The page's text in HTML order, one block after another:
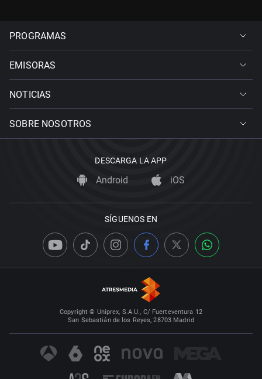
PROGRAMAS
EMISORAS
NOTICIAS
SOBRE NOSOTROS
DESCARGA LA APP
Android iOS
SÍGUENOS EN
Copyright © Uniprex, S.A.U., C/ Fuerteventura 12
San Sebastián de los Reyes, 28703 Madrid